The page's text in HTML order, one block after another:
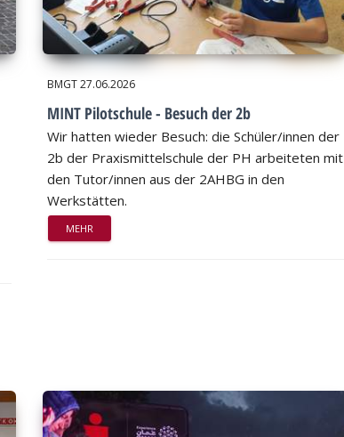
BMGT27.06.2026
MINT Pilotschule - Besuch der 2b
Wir hatten wieder Besuch: die Schüler/innen der
2b der Praxismittelschule der PH arbeiteten mit
den Tutor/innen aus der 2AHBG in den
Werkstätten.
MEHR